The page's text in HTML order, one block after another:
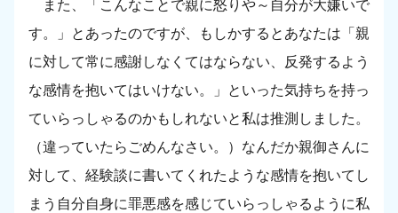
また、「こんなことで親に怒りや～自分が大嫌いで
す。」とあったのですが、もしかするとあなたは「親
に対して常に感謝しなくてはならない、反発するよう
な感情を抱いてはいけない。」といった気持ちを持っ
ていらっしゃるのかもしれないと私は推測しました。
（違っていたらごめんなさい。）なんだか親御さんに
対して、経験談に書いてくれたような感情を抱いてし
まう自分自身に罪悪感を感じていらっしゃるように私